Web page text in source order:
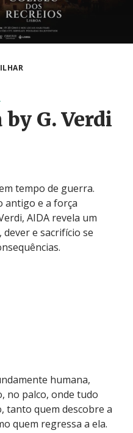
G. Verdi
tempo de guerra.
antigo e a força
AIDA revela um
e sacrifício se
humana,
no palco, onde tudo
tanto quem descobre a
quem regressa a ela.